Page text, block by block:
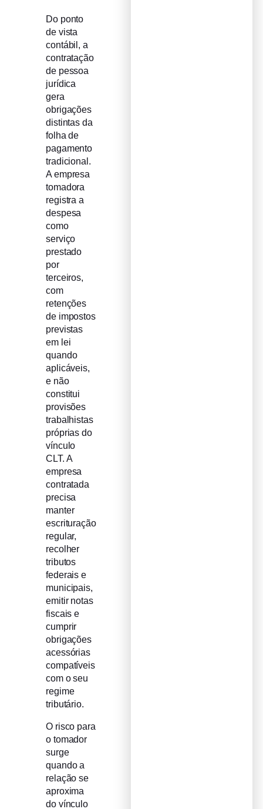
Do ponto
de vista
contábil, a
contratação
de pessoa
jurídica
gera
obrigações
distintas da
folha de
pagamento
tradicional.
A empresa
tomadora
registra a
despesa
como
serviço
prestado
por
terceiros,
com
retenções
de impostos
previstas
em lei
quando
aplicáveis,
e não
constitui
provisões
trabalhistas
próprias do
vínculo
CLT. A
empresa
contratada
precisa
manter
escrituração
regular,
recolher
tributos
federais e
municipais,
emitir notas
fiscais e
cumprir
obrigações
acessórias
compatíveis
com o seu
regime
tributário.
O risco para
o tomador
surge
quando a
relação se
aproxima
do vínculo